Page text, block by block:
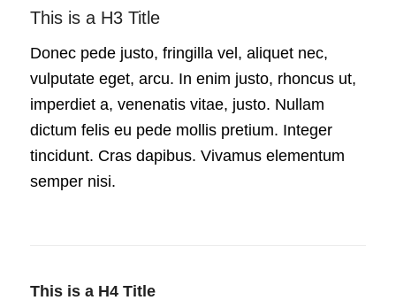
This is a H3 Title
Donec pede justo, fringilla vel, aliquet nec,
vulputate eget, arcu. In enim justo, rhoncus ut,
imperdiet a, venenatis vitae, justo. Nullam
dictum felis eu pede mollis pretium. Integer
tincidunt. Cras dapibus. Vivamus elementum
semper nisi.
This is a H4 Title